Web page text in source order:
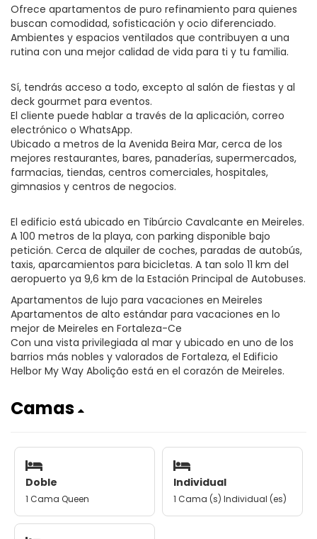
Ofrece apartamentos de puro refinamiento para quienes
buscan comodidad, sofisticación y ocio diferenciado.
Ambientes y espacios ventilados que contribuyen a una
rutina con una mejor calidad de vida para ti y tu familia.
Sí, tendrás acceso a todo, excepto al salón de fiestas y al
deck gourmet para eventos.
El cliente puede hablar a través de la aplicación, correo
electrónico o WhatsApp.
Ubicado a metros de la Avenida Beira Mar, cerca de los
mejores restaurantes, bares, panaderías, supermercados,
farmacias, tiendas, centros comerciales, hospitales,
gimnasios y centros de negocios.
El edificio está ubicado en Tibúrcio Cavalcante en Meireles.
A 100 metros de la playa, con parking disponible bajo
petición. Cerca de alquiler de coches, paradas de autobús,
taxis, aparcamientos para bicicletas. A tan solo 11 km del
aeropuerto ya 9,6 km de la Estación Principal de Autobuses.
Apartamentos de lujo para vacaciones en Meireles
Apartamentos de alto estándar para vacaciones en lo
mejor de Meireles en Fortaleza-Ce
Con una vista privilegiada al mar y ubicado en uno de los
barrios más nobles y valorados de Fortaleza, el Edificio
Helbor My Way Abolição está en el corazón de Meireles.
Camas
Doble
1 Cama Queen
Individual
1 Cama (s) Individual (es)